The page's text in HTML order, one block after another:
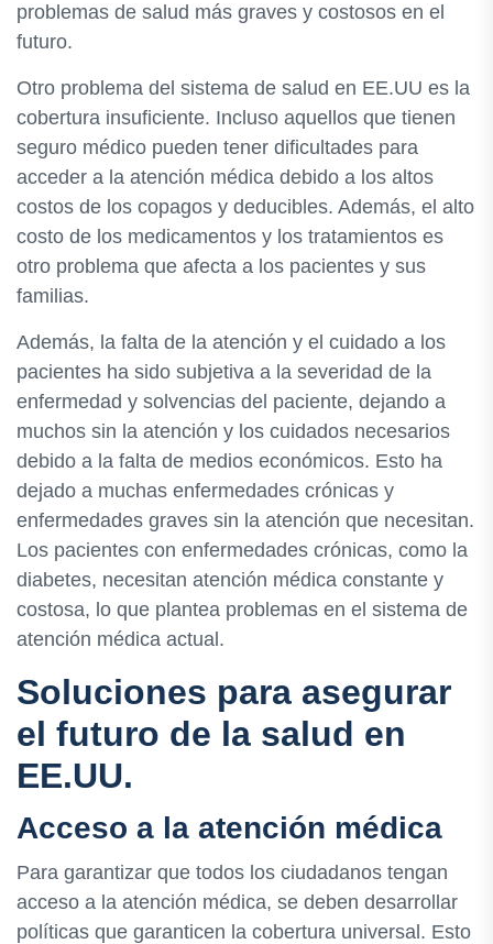
problemas de salud más graves y costosos en el
futuro.
Otro problema del sistema de salud en EE.UU es la
cobertura insuficiente. Incluso aquellos que tienen
seguro médico pueden tener dificultades para
acceder a la atención médica debido a los altos
costos de los copagos y deducibles. Además, el alto
costo de los medicamentos y los tratamientos es
otro problema que afecta a los pacientes y sus
familias.
Además, la falta de la atención y el cuidado a los
pacientes ha sido subjetiva a la severidad de la
enfermedad y solvencias del paciente, dejando a
muchos sin la atención y los cuidados necesarios
debido a la falta de medios económicos. Esto ha
dejado a muchas enfermedades crónicas y
enfermedades graves sin la atención que necesitan.
Los pacientes con enfermedades crónicas, como la
diabetes, necesitan atención médica constante y
costosa, lo que plantea problemas en el sistema de
atención médica actual.
Soluciones para asegurar
el futuro de la salud en
EE.UU.
Acceso a la atención médica
Para garantizar que todos los ciudadanos tengan
acceso a la atención médica, se deben desarrollar
políticas que garanticen la cobertura universal. Esto